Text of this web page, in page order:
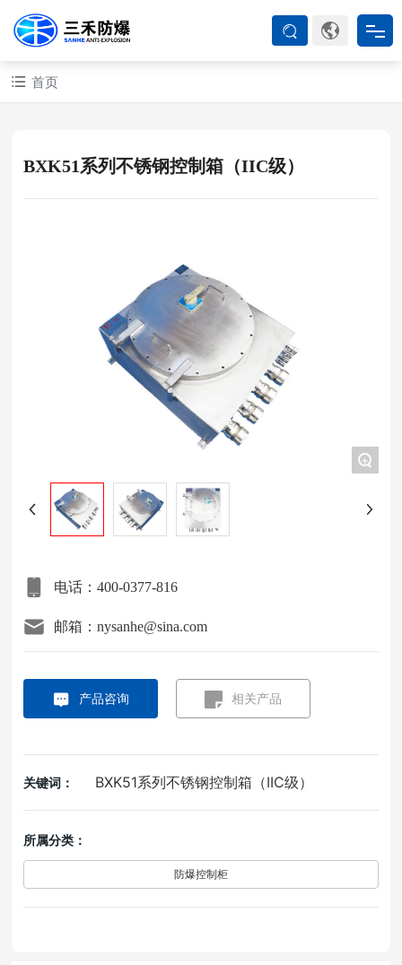
首页
ATEX系列
联系我们
首页
BXK51系列不锈钢控制箱（IIC级）
+
电话：400-0377-816
邮箱：nysanhe@sina.com
产品咨询 相关产品
关键词： BXK51系列不锈钢控制箱（IIC级）
所属分类：
防爆控制柜